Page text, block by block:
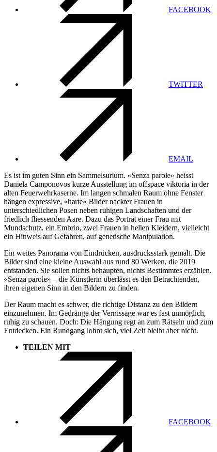
FACEBOOK
TWITTER
EMAIL
Es ist im guten Sinn ein Sammelsurium. «Senza parole» heisst
Daniela Camponovos kurze Ausstellung im offspace viktoria in der
alten Feuerwehrkaserne. Im langen schmalen Raum ohne Fenster
hängen expressive, «harte» Bilder nackter Frauen in
unterschiedlichen Posen neben ruhigen Landschaften und der
friedlich fliessenden Aare. Dazu das Porträt einer Frau mit
Mundschutz, ein Embrio, zwei Frauen in hellen Kleidern, vielleicht
ein Hinweis auf Gefahren, auf genetische Manipulation.
Ein weites Panorama von Eindrücken, ausdrucksstark gemalt. Die
Bilder sind eine kleine Auswahl aus rund 80 Werken, die 2019
entstanden. Sie sollen nichts behaupten, nichts Bestimmtes erzählen.
«Senza parole» – die Künstlerin überlässt es den Betrachtenden,
ihren eigenen Sinn in den Bildern zu finden.
Der Raum macht es schwer, die richtige Distanz zu den Bildern
einzunehmen. Im Gedränge der Vernissage war es fast unmöglich,
ruhig zu schauen. Doch: Die Hängung regt an zum Rätseln und zum
Entdecken. Ein Rundgang lohnt sich, viel Zeit bleibt aber nicht.
TEILEN MIT
FACEBOOK